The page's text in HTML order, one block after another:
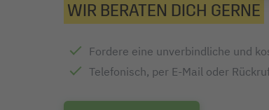
WIR BERATEN DICH GERNE
Fordere eine unverbindliche und
Telefonisch, per E-Mail oder